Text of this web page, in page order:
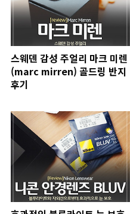
스웨덴 감성 주얼리 마크 미렌
(marc mirren) 골드링 반지
후기